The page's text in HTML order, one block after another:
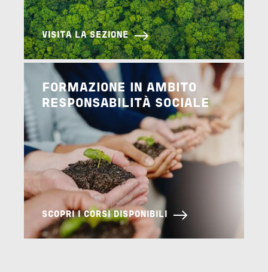
VISITA LA SEZIONE
Image
FORMAZIONE IN AMBITO
RESPONSABILITÀ SOCIALE
SCOPRI I CORSI DISPONIBILI